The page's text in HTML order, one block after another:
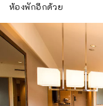
ห้องพักอีกด้วย